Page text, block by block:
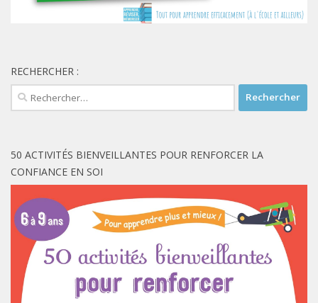
RECHERCHER :
Rechercher :
50 ACTIVITÉS BIENVEILLANTES POUR RENFORCER LA
CONFIANCE EN SOI